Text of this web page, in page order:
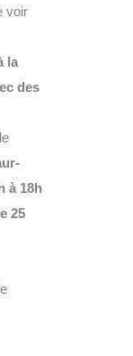
voir
la
des
à 18h
25